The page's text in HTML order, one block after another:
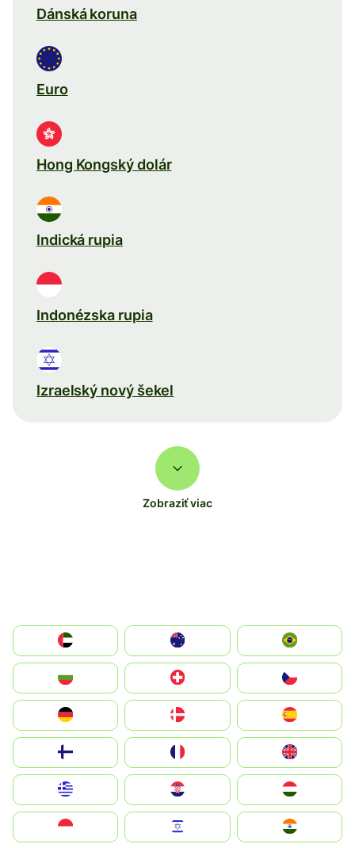
Dánská koruna
Euro
Hong Kongský dolár
Indická rupia
Indonézska rupia
Izraelský nový šekel
Zobraziť viac
الإمارات العربية المتحدة
Switzerland
Deutschland
United Kingdom
Magyarország